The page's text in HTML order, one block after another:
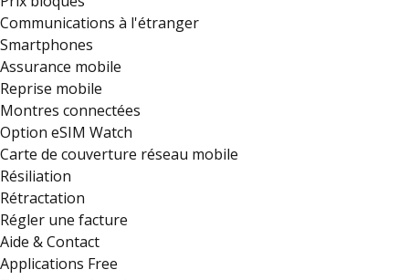
Communications à l'étranger
Smartphones
Assurance mobile
Reprise mobile
Montres connectées
Option eSIM Watch
Carte de couverture réseau mobile
Résiliation
Rétractation
Régler une facture
Aide & Contact
Applications Free